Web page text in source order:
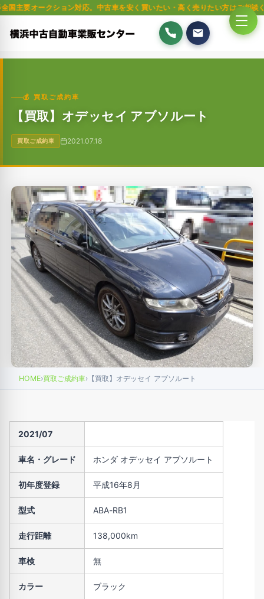
ョン対応。中古車を安く買いたい・高く売りたい方はご相談ください。軽
💰 買取ご成約車
【買取】オデッセイ アブソルート
買取ご成約車 2021.07.18
HOME›買取ご成約車› 【買取】オデッセイ アブソルート
2021/07
車名・グレード ホンダ オデッセイ アブソルート
初年度登録 平成16年8月
型式 ABA-RB1
走行距離 138,000km
車検 無
カラー ブラック